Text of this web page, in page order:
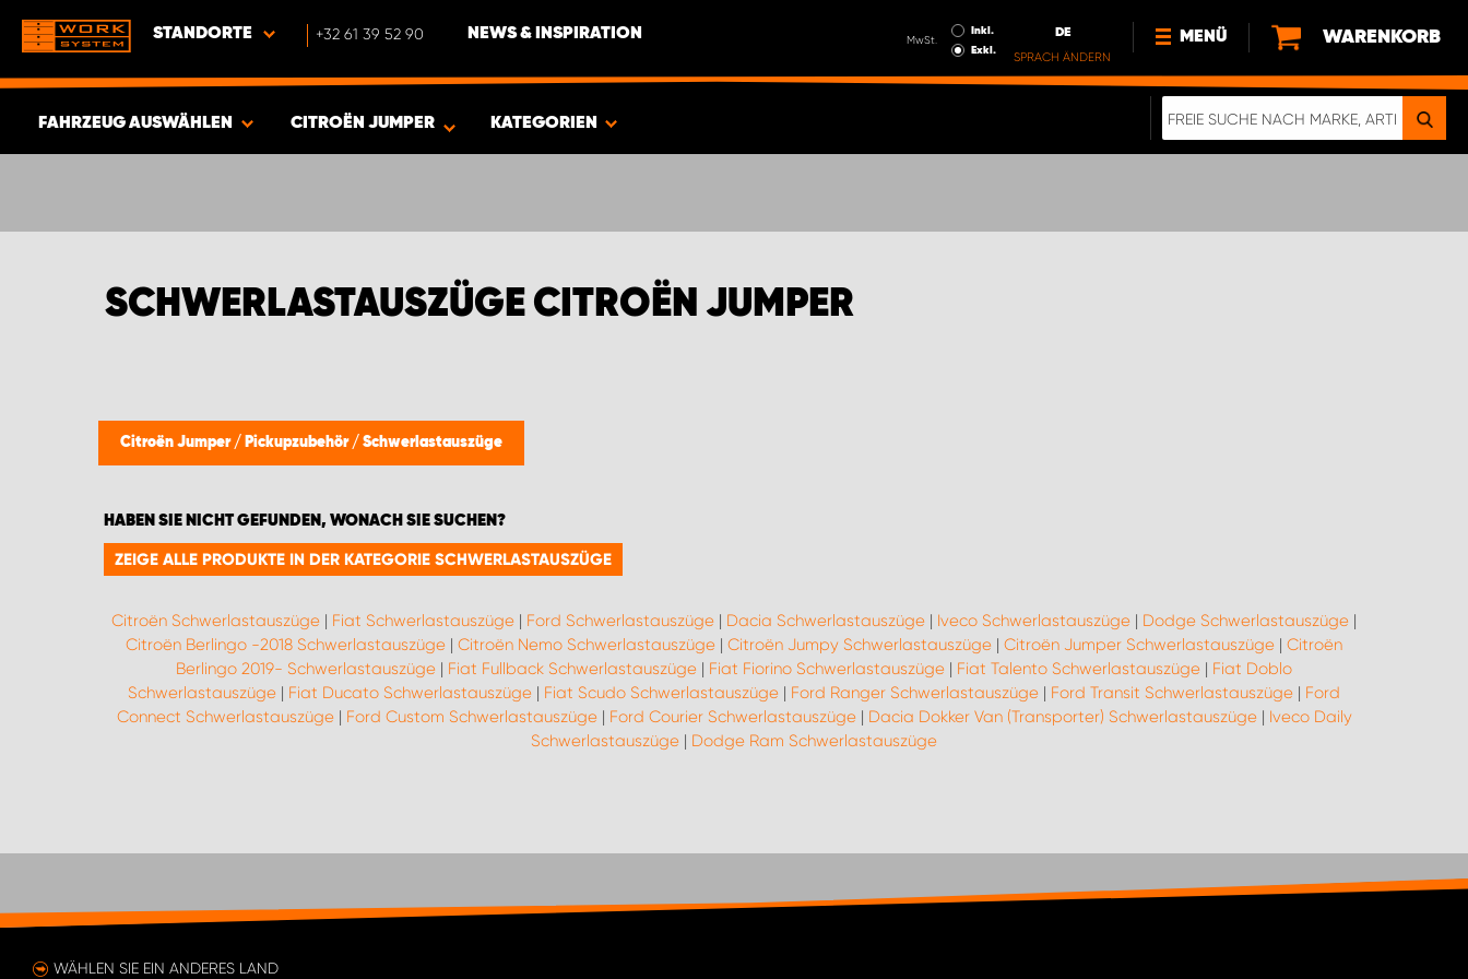
STANDORTE +32 61 39 52 90 NEWS & INSPIRATION MwSt.
Inkl.
Exkl.
DE
SPRACH ÄNDERN
MENÜ
NEWS
WARENKORB
FAHRZEUG AUSWÄHLEN
ARTIKEL
CITROËN JUMPER KATEGORIEN
SCHWERLASTAUSZÜGE CITROËN JUMPER
Citroën Jumper / Pickupzubehör / Schwerlastauszüge
HABEN SIE NICHT GEFUNDEN, WONACH SIE SUCHEN?
ZEIGE ALLE PRODUKTE IN DER KATEGORIE SCHWERLASTAUSZÜGE
Citroën Schwerlastauszüge | Fiat Schwerlastauszüge | Ford Schwerlastauszüge | Dacia Schwerlastauszüge | Iveco Schwerlastauszüge | Dodge Schwerlastauszüge |
Citroën Berlingo -2018 Schwerlastauszüge | Citroën Nemo Schwerlastauszüge | Citroën Jumpy Schwerlastauszüge | Citroën Jumper Schwerlastauszüge | Citroën
Berlingo 2019- Schwerlastauszüge | Fiat Fullback Schwerlastauszüge | Fiat Fiorino Schwerlastauszüge | Fiat Talento Schwerlastauszüge | Fiat Doblo
Schwerlastauszüge | Fiat Ducato Schwerlastauszüge | Fiat Scudo Schwerlastauszüge | Ford Ranger Schwerlastauszüge | Ford Transit Schwerlastauszüge | Ford
Connect Schwerlastauszüge| Ford Custom Schwerlastauszüge| Ford Courier Schwerlastauszüge| Dacia Dokker Van (Transporter) Schwerlastauszüge| Iveco Daily
Schwerlastauszüge | Dodge Ram Schwerlastauszüge
WÄHLEN SIE EIN ANDERES LAND